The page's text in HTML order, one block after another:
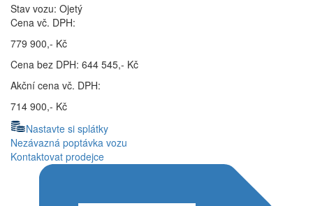
Stav vozu: Ojetý
Cena vč. DPH:
779 900,- Kč
Cena bez DPH: 644 545,- Kč
Akční cena vč. DPH:
714 900,- Kč
Nastavte si splátky
Nezávazná poptávka vozu
Kontaktovat prodejce